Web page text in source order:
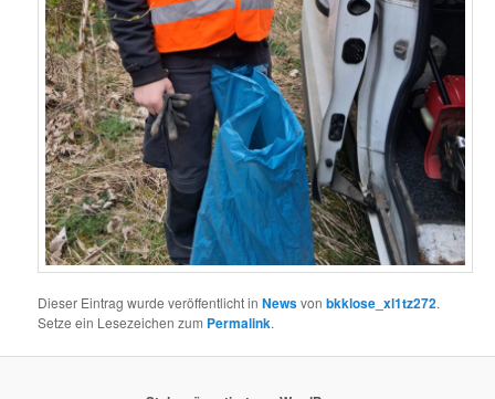
Dieser Eintrag wurde veröffentlicht inNewsvonbkklose_xl1tz272.
Setze ein Lesezeichen zum Permalink.